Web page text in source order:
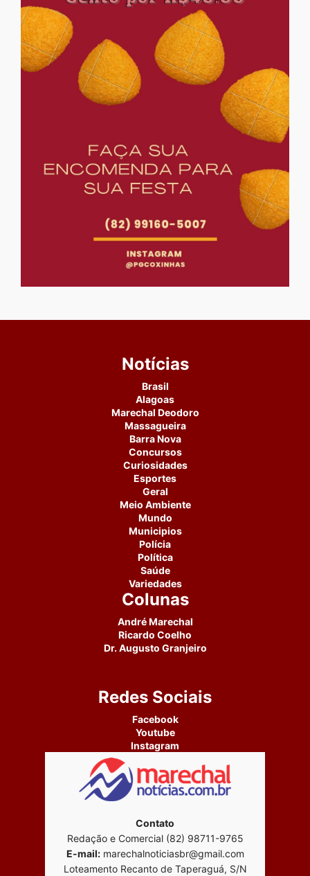
Notícias
Brasil
Alagoas
Marechal Deodoro
Massagueira
Barra Nova
Concursos
Curiosidades
Esportes
Geral
Meio Ambiente
Mundo
Municipios
Polícia
Política
Saúde
Variedades
Colunas
André Marechal
Ricardo Coelho
Dr. Augusto Granjeiro
Redes Sociais
Facebook
Youtube
Instagram
Contato
Redação e Comercial (82) 98711-9765
E-mail:marechalnoticiasbr@gmail.com
Loteamento Recanto de Taperaguá, S/N